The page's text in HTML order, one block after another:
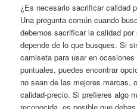
¿Es necesario sacrificar calidad
Una pregunta común cuando
debemos sacrificar la calidad
depende de lo que busques. Si
camiseta para usar en
puntuales, puedes encontrar
no sean de las mejores marcas,
calidad-precio. Si prefieres algo
reconocida, es posible que